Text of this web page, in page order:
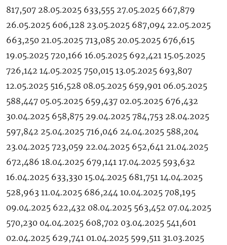
817,507 28.05.2025 633,555 27.05.2025 667,879
26.05.2025 606,128 23.05.2025 687,094 22.05.2025
663,250 21.05.2025 713,085 20.05.2025 676,615
19.05.2025 720,166 16.05.2025 692,421 15.05.2025
726,142 14.05.2025 750,015 13.05.2025 693,807
12.05.2025 516,528 08.05.2025 659,901 06.05.2025
588,447 05.05.2025 659,437 02.05.2025 676,432
30.04.2025 658,875 29.04.2025 784,753 28.04.2025
597,842 25.04.2025 716,046 24.04.2025 588,204
23.04.2025 723,059 22.04.2025 652,641 21.04.2025
672,486 18.04.2025 679,141 17.04.2025 593,632
16.04.2025 633,330 15.04.2025 681,751 14.04.2025
528,963 11.04.2025 686,244 10.04.2025 708,195
09.04.2025 622,432 08.04.2025 563,452 07.04.2025
570,230 04.04.2025 608,702 03.04.2025 541,601
02.04.2025 629,741 01.04.2025 599,511 31.03.2025